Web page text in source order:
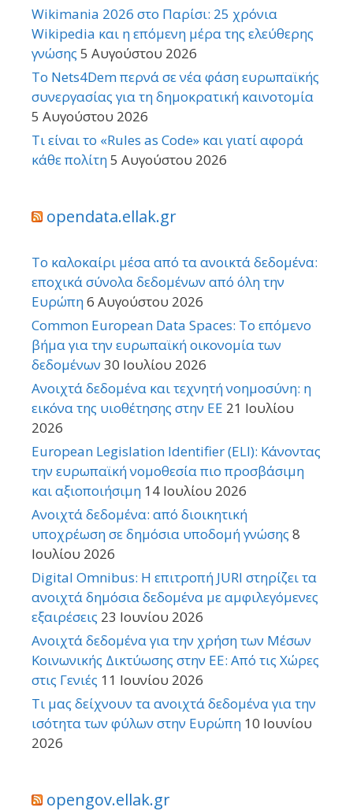
Wikimania 2026 στο Παρίσι: 25 χρόνια
Wikipedia και η επόμενη μέρα της ελεύθερης
γνώσης 5 Αυγούστου 2026
Το Nets4Dem περνά σε νέα φάση ευρωπαϊκής
συνεργασίας για τη δημοκρατική καινοτομία
5 Αυγούστου 2026
Τι είναι το «Rules as Code» και γιατί αφορά
κάθε πολίτη5 Αυγούστου 2026
opendata.ellak.gr
Το καλοκαίρι μέσα από τα ανοικτά δεδομένα:
εποχικά σύνολα δεδομένων από όλη την
Ευρώπη6 Αυγούστου 2026
Common European Data Spaces: Το επόμενο
βήμα για την ευρωπαϊκή οικονομία των
δεδομένων 30 Ιουλίου 2026
Ανοιχτά δεδομένα και τεχνητή νοημοσύνη: η
εικόνα της υιοθέτησης στην ΕΕ 21 Ιουλίου
2026
European Legislation Identifier (ELI): Κάνοντας
την ευρωπαϊκή νομοθεσία πιο προσβάσιμη
και αξιοποιήσιμη 14 Ιουλίου 2026
Ανοιχτά δεδομένα: από διοικητική
υποχρέωση σε δημόσια υποδομή γνώσης 8
Ιουλίου 2026
Digital Omnibus: Η επιτροπή JURI στηρίζει τα
ανοιχτά δημόσια δεδομένα με αμφιλεγόμενες
εξαιρέσεις 23 Ιουνίου 2026
Ανοιχτά δεδομένα για την χρήση των Μέσων
Κοινωνικής Δικτύωσης στην ΕΕ: Από τις Χώρες
στις Γενιές 11 Ιουνίου 2026
Τι μας δείχνουν τα ανοιχτά δεδομένα για την
ισότητα των φύλων στην Ευρώπη 10 Ιουνίου
2026
opengov.ellak.gr